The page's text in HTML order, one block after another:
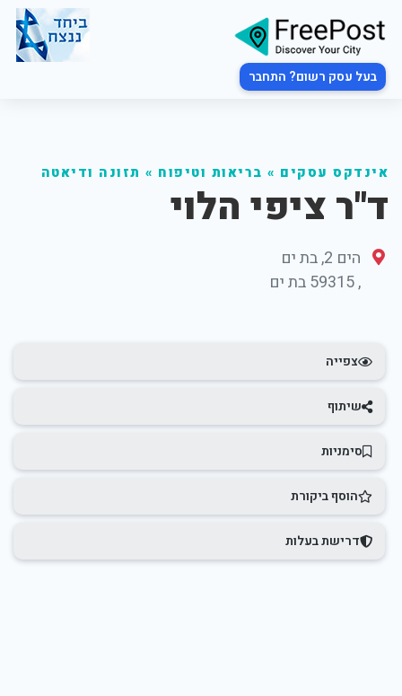
בעל עסק רשום? התחבר
אינדקס עסקים » בריאות וטיפוח » תזונה ודיאטה
ד"ר ציפי הלוי
הים 2, בת ים
,
59315 בת ים
צפייה
שיתוף
סימניות
הוסף ביקורת
דרישת בעלות